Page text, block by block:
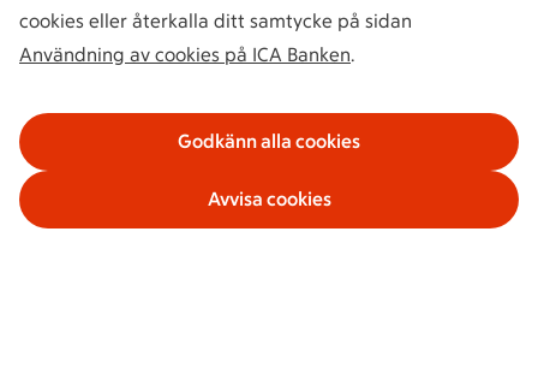
cookies eller återkalla ditt samtycke på sidan
Användning av cookies på ICA Banken.
Godkänn alla cookies
Avvisa cookies